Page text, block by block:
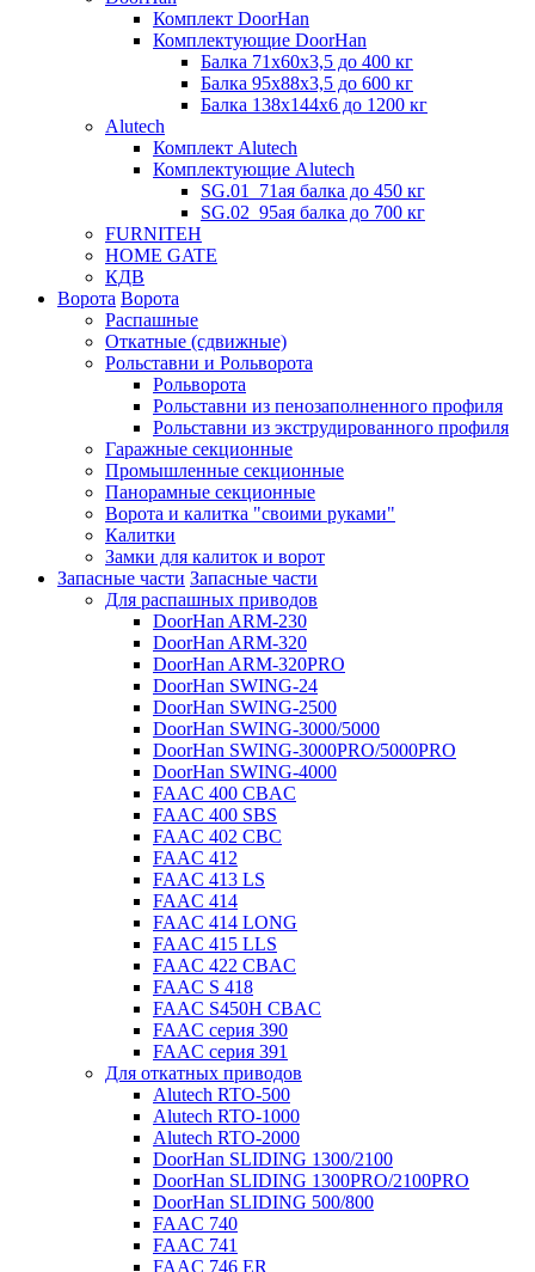
Комплект DoorHan
Комплектующие DoorHan
Балка 71х60х3,5 до 400 кг
Балка 95х88х3,5 до 600 кг
Балка 138х144х6 до 1200 кг
Alutech
Комплект Alutech
Комплектующие Alutech
SG.01_71ая балка до 450 кг
SG.02_95ая балка до 700 кг
FURNITEH
HOME GATE
КДВ
Ворота Ворота
Распашные
Откатные (сдвижные)
Рольставни и Рольворота
Рольворота
Рольставни из пенозаполненного профиля
Рольставни из экструдированного профиля
Гаражные секционные
Промышленные секционные
Панорамные секционные
Ворота и калитка "своими руками"
Калитки
Замки для калиток и ворот
Запасные части Запасные части
Для распашных приводов
DoorHan ARM-230
DoorHan ARM-320
DoorHan ARM-320PRO
DoorHan SWING-24
DoorHan SWING-2500
DoorHan SWING-3000/5000
DoorHan SWING-3000PRO/5000PRO
DoorHan SWING-4000
FAAC 400 CBAC
FAAC 400 SBS
FAAC 402 CBC
FAAC 412
FAAC 413 LS
FAAC 414
FAAC 414 LONG
FAAC 415 LLS
FAAC 422 CBAC
FAAC S 418
FAAC S450H CBAC
FAAC серия 390
FAAC серия 391
Для откатных приводов
Alutech RTO-500
Alutech RTO-1000
Alutech RTO-2000
DoorHan SLIDING 1300/2100
DoorHan SLIDING 1300PRO/2100PRO
DoorHan SLIDING 500/800
FAAC 740
FAAC 741
FAAC 746 ER